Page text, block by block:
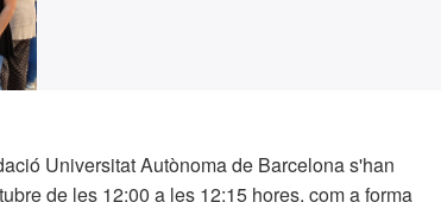
Universitat Autònoma de Barcelona s'han
de les 12:00 a les 12:15 hores, com a forma